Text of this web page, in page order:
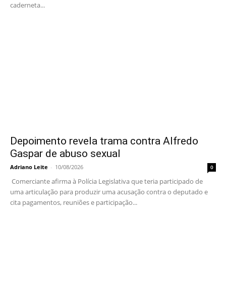
caderneta...
Depoimento revela trama contra Alfredo
Gaspar de abuso sexual
Adriano Leite - 10/08/2026 0
Comerciante afirma à Polícia Legislativa que teria participado de
uma articulação para produzir uma acusação contra o deputado e
cita pagamentos, reuniões e participação...